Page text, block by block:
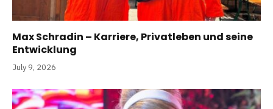
Max Schradin – Karriere, Privatleben und seine
Entwicklung
July 9, 2026